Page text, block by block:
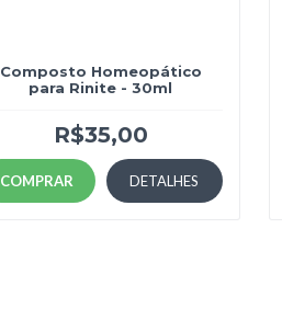
Composto Homeopático
para Rinite - 30ml
R$35,00
COMPRAR DETALHES